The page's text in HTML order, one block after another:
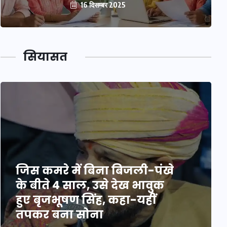
16 दिसम्बर 2025
सियासत
जिस कमरे में बिना बिजली-पंखे
के बीते 4 साल, उसे देख भावुक
हुए बृजभूषण सिंह, कहा-यहीं
तपकर बना सोना